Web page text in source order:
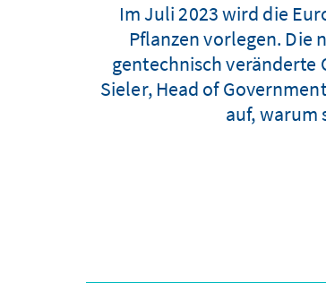
Im Juli 2023 wird die
Pflanzen vorlegen. Die
gentechnisch
Sieler, Head of
auf, warum